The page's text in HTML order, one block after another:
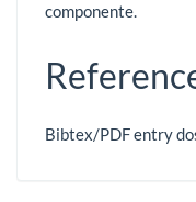
componente.
Bibtex/PDF entry